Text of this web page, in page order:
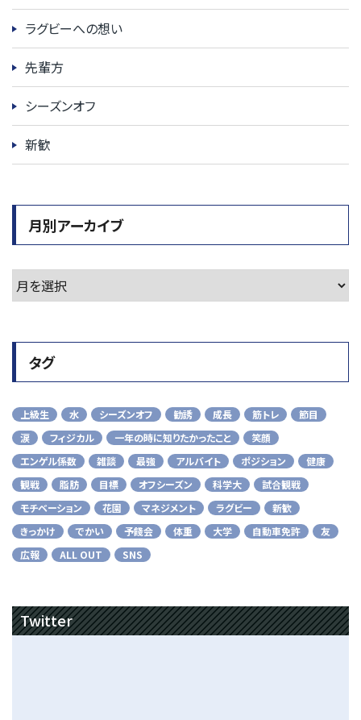
ラグビーへの想い
先輩方
シーズンオフ
新歓
月別アーカイブ
タグ
上級生 水 シーズンオフ 勧誘 成長 筋トレ
節目
涙
フィジカル 一年の時に知りたかったこと
笑顔
エンゲル係数
雑談 最強 アルバイト ポジション
健康
観戦
脂肪 目標 オフシーズン 科学大
試合観戦
モチベーション
花園 マネジメント ラグビー
新歓
きっかけ
でかい 予餞会 体重 大学 自動車免許
友
広報
ALL OUT SNS
Twitter